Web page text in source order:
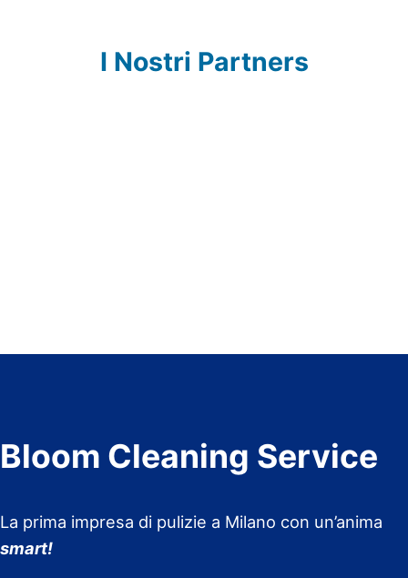
I Nostri Partners
Bloom Cleaning Service
La prima impresa di pulizie a Milano con un’anima
smart!